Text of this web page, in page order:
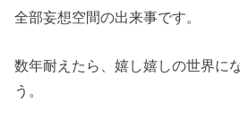
全部妄想空間の出来事です。
数年耐えたら、嬉し嬉しの世界に
う。